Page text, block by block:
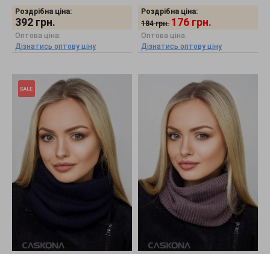
Роздрібна ціна:
392 грн.
Оптова ціна:
Дізнатись оптову ціну
Роздрібна ціна:
184 грн. 176 грн.
Оптова ціна:
Дізнатись оптову ціну